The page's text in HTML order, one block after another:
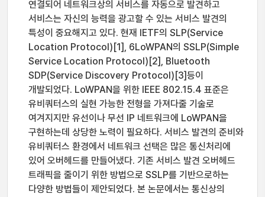
연결되어 네트워크상의 서비스를 자동으로 발견하고
서비스는 자신의 능력을 광고할 수 있는 서비스 발견의
특성이 중요해지고 있다. 현재 IETF의 SLP(Service
Location Protocol)[1], 6LoWPAN의 SSLP(Simple
Service Location Protocol)[2], Bluetooth
SDP(Service Discovery Protocol)[3]등이
개발되었다. LoWPAN을 위한 IEEE 802.15.4 표준은
유비쿼터스의 실현 가능한 전형을 가져다줄 기술로
여겨지지만 유선이나 무선 IP 네트워크에 LoWPAN을
구현하는데 상당한 노력이 필요하다. 서비스 발견의 준비와
유비쿼터스 환경에서 네트워크 선택은 많은 통신처리에
있어 오버헤드를 만들어냈다. 기존 서비스 발견 오버헤드
트래픽을 줄이기 위한 방법으로 SSLP를 기반으로하는
다양한 방법들이 제안되었다. 본 논문에서는 통신상의